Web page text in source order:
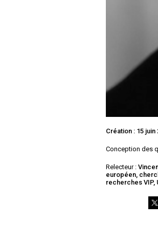
Création : 15 juin
Conception des
Relecteur :
européen,
recherches VIP,